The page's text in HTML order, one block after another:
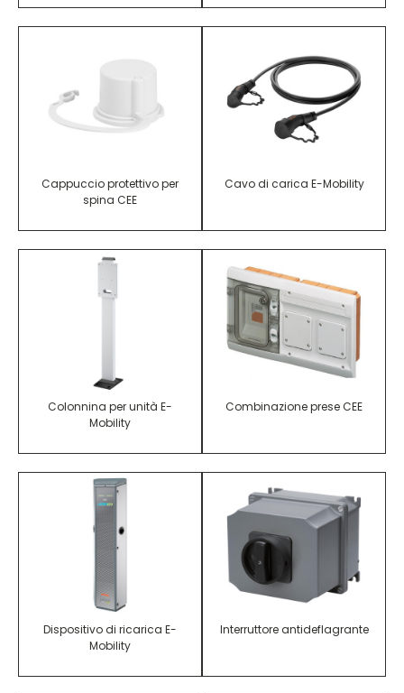
Cappuccio protettivo per
spina CEE
Cavo di carica E-Mobility
Colonnina per unità E-
Mobility
Combinazione prese CEE
Dispositivo di ricarica E-
Mobility
Interruttore antideflagrante